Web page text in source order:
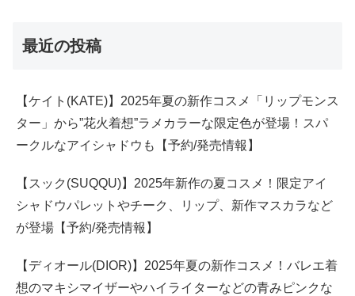
最近の投稿
【ケイト(KATE)】2025年夏の新作コスメ「リップモンス
ター」から”花火着想”ラメカラーな限定色が登場！スパ
ークルなアイシャドウも【予約/発売情報】
【スック(SUQQU)】2025年新作の夏コスメ！限定アイ
シャドウパレットやチーク、リップ、新作マスカラなど
が登場【予約/発売情報】
【ディオール(DIOR)】2025年夏の新作コスメ！バレエ着
想のマキシマイザーやハイライターなどの青みピンクな